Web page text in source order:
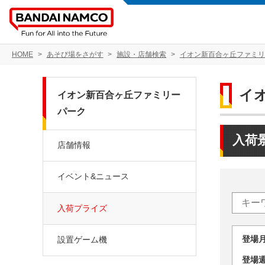
HOME あそび場をさがす 施設・店舗検索 イオン新百合ヶ丘ファミ
イ
入荷
登
登
イオン新百合ヶ丘ファミリー
パーク
店舗情報
イベント&ニュース
入荷プライズ
設置ゲーム機